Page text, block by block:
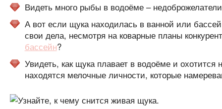
Видеть много рыбы в водоёме –
А вот если щука находилась в ванной или
свои дела, несмотря на коварные планы
бассейн?
Увидеть, как щука плавает в водоёме и
находятся мелочные личности, которые